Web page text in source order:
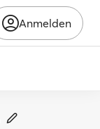
Anmelden